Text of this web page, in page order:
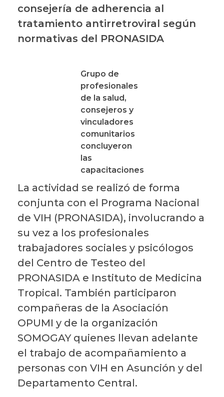
consejería de adherencia al
tratamiento antirretroviral según
normativas del PRONASIDA
Grupo de
profesionales
de la salud,
consejeros y
vinculadores
comunitarios
concluyeron
las
capacitaciones
La actividad se realizó de forma
conjunta con el Programa Nacional
de VIH (PRONASIDA), involucrando a
su vez a los profesionales
trabajadores sociales y psicólogos
del Centro de Testeo del
PRONASIDA e Instituto de Medicina
Tropical. También participaron
compañeras de la Asociación
OPUMI y de la organización
SOMOGAY quienes llevan adelante
el trabajo de acompañamiento a
personas con VIH en Asunción y del
Departamento Central.